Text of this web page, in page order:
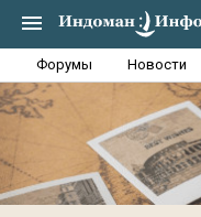
Форумы Новости